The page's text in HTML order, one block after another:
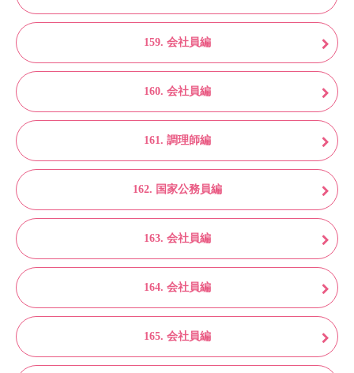
159. 会社員編
160. 会社員編
161. 調理師編
162. 国家公務員編
163. 会社員編
164. 会社員編
165. 会社員編